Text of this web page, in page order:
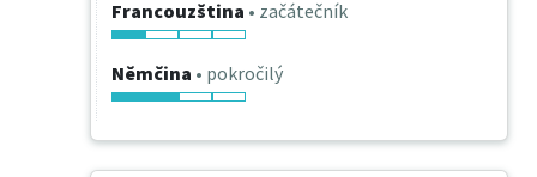
Francouzština • začátečník
Němčina • pokročilý